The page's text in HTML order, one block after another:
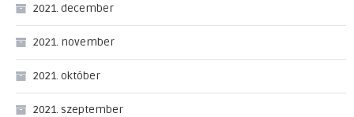
2021. december
2021. november
2021. október
2021. szeptember